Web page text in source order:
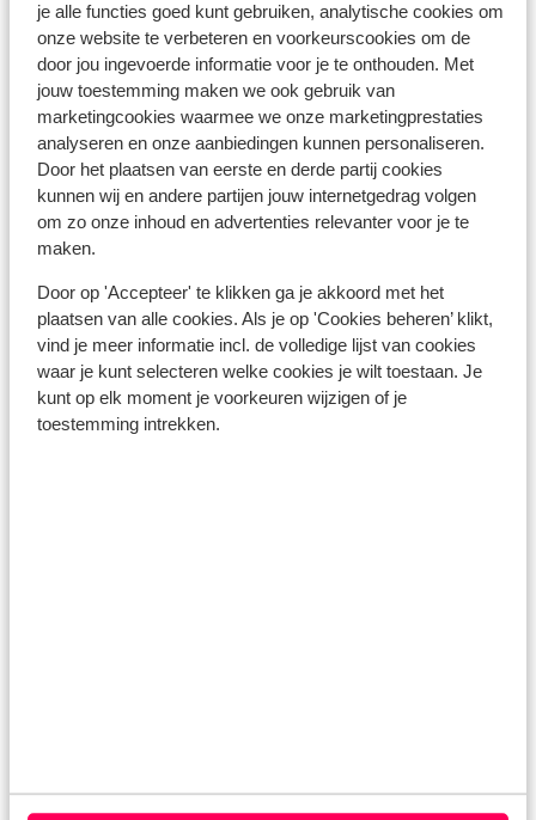
je alle functies goed kunt gebruiken, analytische cookies om
onze website te verbeteren en voorkeurscookies om de
door jou ingevoerde informatie voor je te onthouden. Met
jouw toestemming maken we ook gebruik van
marketingcookies waarmee we onze marketingprestaties
analyseren en onze aanbiedingen kunnen personaliseren.
Door het plaatsen van eerste en derde partij cookies
kunnen wij en andere partijen jouw internetgedrag volgen
om zo onze inhoud en advertenties relevanter voor je te
maken.
Door op 'Accepteer' te klikken ga je akkoord met het
plaatsen van alle cookies. Als je op 'Cookies beheren’ klikt,
vind je meer informatie incl. de volledige lijst van cookies
waar je kunt selecteren welke cookies je wilt toestaan. Je
kunt op elk moment je voorkeuren wijzigen of je
toestemming intrekken.
Gran Canaria